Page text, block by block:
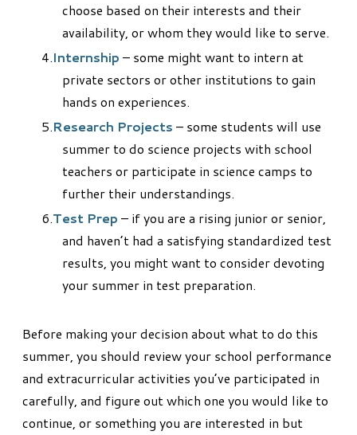
choose based on their interests and their
availability, or whom they would like to serve.
Internship – some might want to intern at
private sectors or other institutions to gain
hands on experiences.
Research Projects – some students will use
summer to do science projects with school
teachers or participate in science camps to
further their understandings.
Test Prep – if you are a rising junior or senior,
and haven’t had a satisfying standardized test
results, you might want to consider devoting
your summer in test preparation.
Before making your decision about what to do this
summer, you should review your school performance
and extracurricular activities you’ve participated in
carefully, and figure out which one you would like to
continue, or something you are interested in but